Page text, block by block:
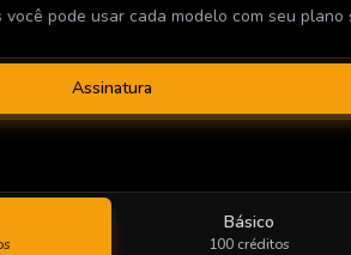
você pode usar cada modelo com seu plano
Assinatura
Básico
100 créditos